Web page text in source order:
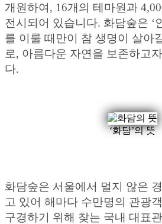
개원하여, 16개의 테마원과
전시되어 있습니다. 화담숲은 ‘
를 이룰 때만이 참 생명이 살아
로, 아름다운 자연을 보존하고
다.
‘화담’의 뜻
화담숲은 서울에서 멀지 않은
고 있어 해마다 수만명의 관광
구경하기 위해 찾는 국내 대표